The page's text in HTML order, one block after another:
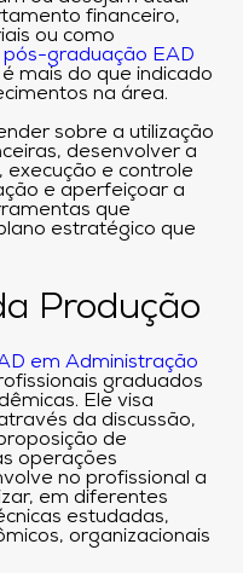
financeiro,
ou como
pós-graduação EAD
é mais do que indicado
na área.
sobre a utilização
desenvolver a
execução e controle
e aperfeiçoar a
que
estratégico que
Produção
em Administração
graduados
Ele visa
da discussão,
de
operações
no profissional a
em diferentes
estudadas,
organizacionais